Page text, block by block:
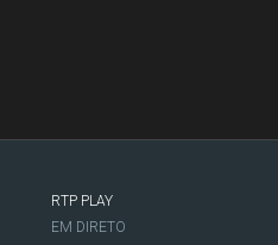
RTP PLAY
EM DIRETO